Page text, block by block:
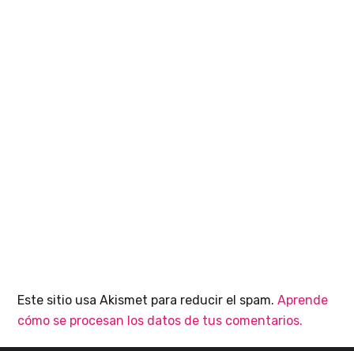
Este sitio usa Akismet para reducir el spam.Aprende
cómo se procesan los datos de tus comentarios.